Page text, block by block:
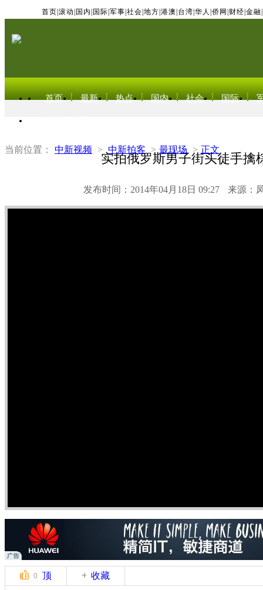
首页 滚动 国内 国际 军事 社会 地方 港澳 台湾 华人 侨网 财经 金融
首页 最新 热点 国内 社会 国际
当前位置： 中新视频 > 中新拍客 > 最现场 > 正文
实拍俄罗斯男子街头徒手擒
发布时间：2014年04月18日 09:27 来源：
0 顶 收藏